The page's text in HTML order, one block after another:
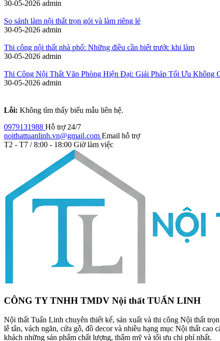
30-05-2026 admin
So sánh làm nội thất trọn gói và làm riêng lẻ
30-05-2026 admin
Thi công nội thất nhà phố: Những điều cần biết trước khi làm
30-05-2026 admin
Thi Công Nội Thất Văn Phòng Hiện Đại: Giải Pháp Tối Ưu Không
30-05-2026 admin
Lỗi: Không tìm thấy biểu mẫu liên hệ.
0979131988 Hỗ trợ 24/7
noithattuanlinh.vn@gmail.com Email hỗ trợ
T2 - T7 / 8:00 - 18:00 Giờ làm việc
CÔNG TY TNHH TMDV Nội thất TUẤN LINH
Nội thất Tuấn Linh chuyên thiết kế, sản xuất và thi công Nội thất
lễ tân, vách ngăn, cửa gỗ, đồ decor và nhiều hạng mục Nội thất
khách những sản phẩm chất lượng, thẩm mỹ và tối ưu chi phí nhất.